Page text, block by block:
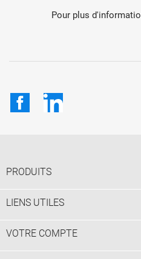
Pour plus
FacebookLinkedIn
PRODUITS
LIENS UTILES
VOTRE COMPTE